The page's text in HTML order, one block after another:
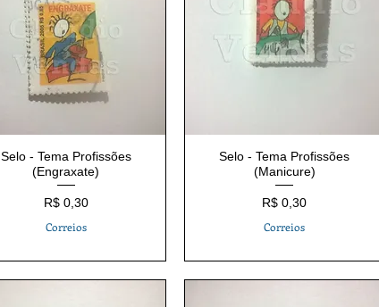
Selo - Tema Profissões
(Engraxate)
Preço
R$ 0,30
Correios
Selo - Tema Profissões
(Manicure)
Preço
R$ 0,30
Correios